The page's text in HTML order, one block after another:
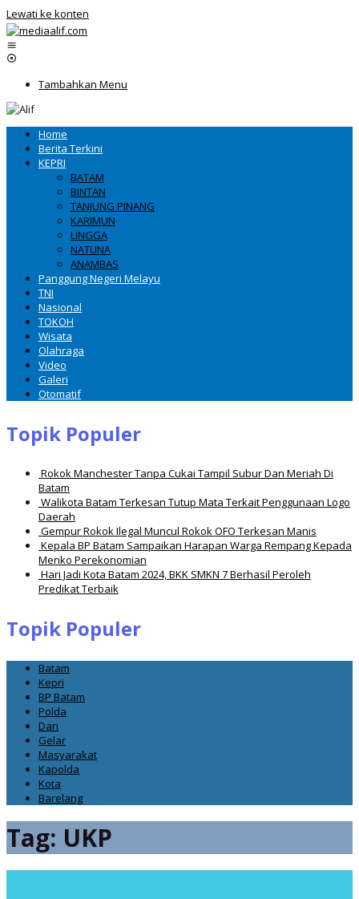
Lewati ke konten
Tambahkan Menu
Home
Berita Terkini
KEPRI
BATAM
BINTAN
TANJUNG PINANG
KARIMUN
LINGGA
NATUNA
ANAMBAS
Panggung Negeri Melayu
TNI
Nasional
TOKOH
Wisata
Olahraga
Video
Galeri
Otomatif
Topik Populer
Rokok Manchester Tanpa Cukai Tampil Subur Dan Meriah Di
Batam
Walikota Batam Terkesan Tutup Mata Terkait Penggunaan Logo
Daerah
Gempur Rokok Ilegal Muncul Rokok OFO Terkesan Manis
Kepala BP Batam Sampaikan Harapan Warga Rempang Kepada
Menko Perekonomian
Hari Jadi Kota Batam 2024, BKK SMKN 7 Berhasil Peroleh
Predikat Terbaik
Topik Populer
Batam
Kepri
BP Batam
Polda
Dan
Gelar
Masyarakat
Kapolda
Kota
Barelang
Tag: UKP